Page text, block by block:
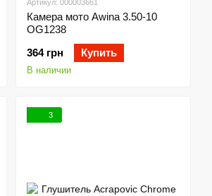
Артикул: 000003661
Камера мото Awina 3.50-10
OG1238
364 грн
Купить
В наличии
3